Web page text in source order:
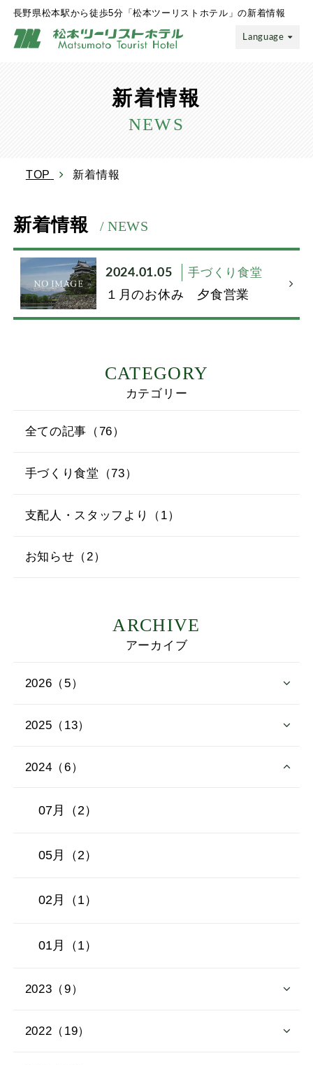
長野県松本駅から徒歩5分「松本ツーリストホテル」の新着情報
Language
新着情報
NEWS
TOP 新着情報
新着情報 / NEWS
2024.01.05 手づくり食堂
１月のお休み 夕食営業
CATEGORY
カテゴリー
全ての記事（76）
手づくり食堂（73）
支配人・スタッフより（1）
お知らせ（2）
ARCHIVE
アーカイブ
2026（5）
2025（13）
2024（6）
07月（2）
05月（2）
02月（1）
01月（1）
2023（9）
2022（19）